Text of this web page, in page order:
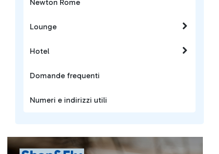
Newton Rome
Lounge
Hotel
Domande frequenti
Numeri e indirizzi utili